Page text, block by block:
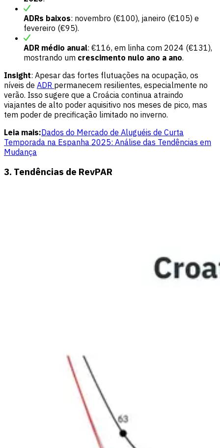
ADRs baixos: novembro (€100), janeiro (€105) e
fevereiro (€95).
ADR médio anual: €116, em linha com 2024 (€131),
mostrando um crescimento nulo ano a ano.
Insight: Apesar das fortes flutuações na ocupação, os
níveis de ADR permanecem resilientes, especialmente no
verão. Isso sugere que a Croácia continua atraindo
viajantes de alto poder aquisitivo nos meses de pico, mas
tem poder de precificação limitado no inverno.
Leia mais:Dados do Mercado de Aluguéis de Curta
Temporada na Espanha 2025: Análise das Tendências em
Mudança
3. Tendências de RevPAR